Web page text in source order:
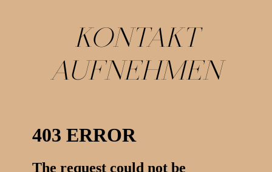
KONTAKT
AUFNEHMEN